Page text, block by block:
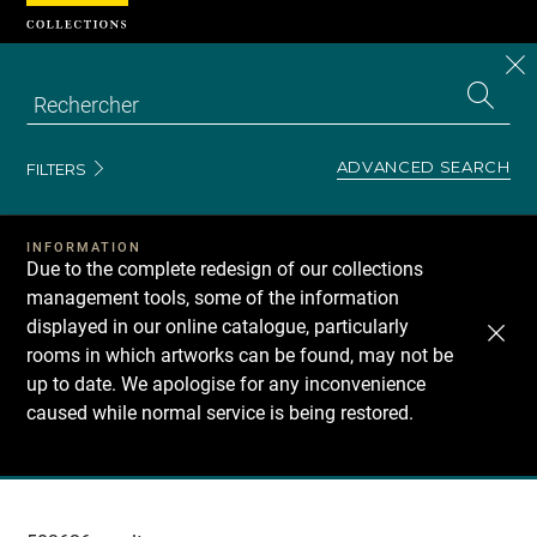
FILTERS ADVANCED SEARCH
INFORMATION
Due to the complete redesign of our collections
management tools, some of the information
displayed in our online catalogue, particularly
rooms in which artworks can be found, may not be
up to date. We apologise for any inconvenience
caused while normal service is being restored.
Recherche
Cookies management panel